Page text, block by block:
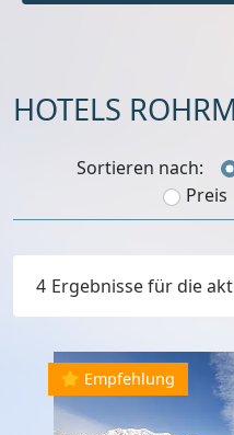
Sortieren nach:
Preis
4 Ergebnisse für die
Empfehlung